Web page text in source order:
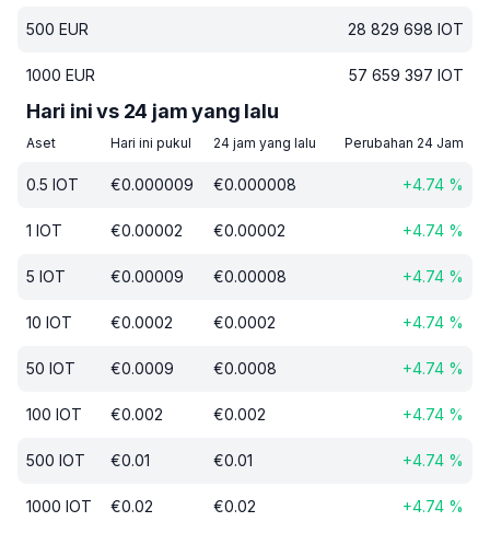
500 EUR 28 829 698 IOT
1000 EUR 57 659 397 IOT
Hari ini vs 24 jam yang lalu
Aset Hari ini pukul 24 jam yang lalu Perubahan 24 Jam
0.5 IOT €0.000009 €0.000008 +4.74 %
1 IOT €0.00002 €0.00002 +4.74 %
5 IOT €0.00009 €0.00008 +4.74 %
10 IOT €0.0002 €0.0002 +4.74 %
50 IOT €0.0009 €0.0008 +4.74 %
100 IOT €0.002 €0.002 +4.74 %
500 IOT €0.01 €0.01 +4.74 %
1000 IOT €0.02 €0.02 +4.74 %